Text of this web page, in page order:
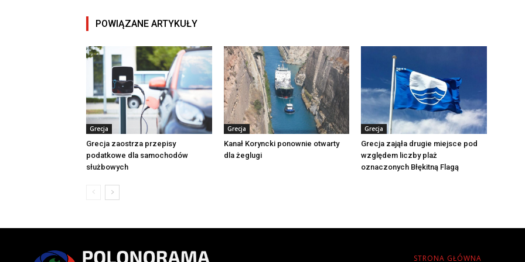
POWIĄZANE ARTYKUŁY
Grecja
Grecja zaostrza przepisy
podatkowe dla samochodów
służbowych
Grecja
Kanał Koryncki ponownie otwarty
dla żeglugi
Grecja
Grecja zająła drugie miejsce pod
względem liczby plaż
oznaczonych Błękitną Flagą
STRONA GŁÓWNA